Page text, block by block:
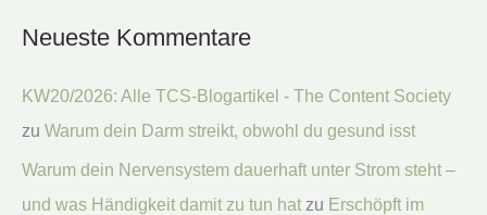
Neueste Kommentare
KW20/2026: Alle TCS-Blogartikel - The Content Society
zu Warum dein Darm streikt, obwohl du gesund isst
Warum dein Nervensystem dauerhaft unter Strom steht –
und was Händigkeit damit zu tun hat zu Erschöpft im